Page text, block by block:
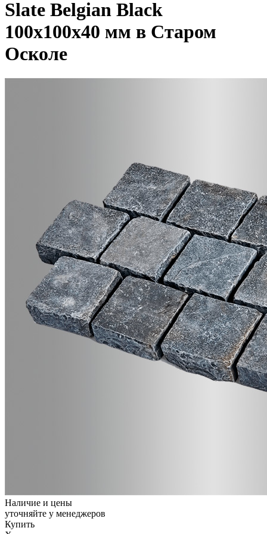
Slate Belgian Black
100x100x40 мм в Старом
Осколе
Наличие и цены
уточняйте у менеджеров
Купить